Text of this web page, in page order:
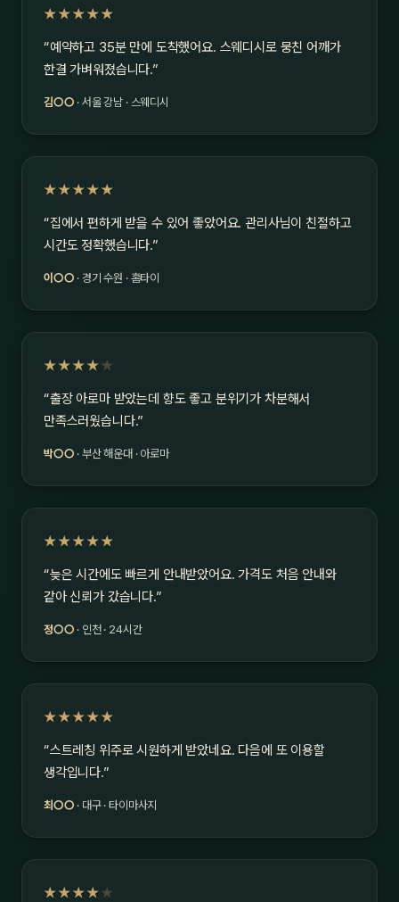
★★★★★
“예약하고 35분 만에 도착했어요. 스웨디시로 뭉친 어깨가
한결 가벼워졌습니다.”
김○○ · 서울 강남 · 스웨디시
★★★★★
“집에서 편하게 받을 수 있어 좋았어요. 관리사님이 친절하고
시간도 정확했습니다.”
이○○ · 경기 수원 · 홈타이
★★★★ ★
“출장 아로마 받았는데 향도 좋고 분위기가 차분해서
만족스러웠습니다.”
박○○ · 부산 해운대 · 아로마
★★★★★
“늦은 시간에도 빠르게 안내받았어요. 가격도 처음 안내와
같아 신뢰가 갔습니다.”
정○○ · 인천 · 24시간
★★★★★
“스트레칭 위주로 시원하게 받았네요. 다음에 또 이용할
생각입니다.”
최○○ · 대구 · 타이마사지
★★★★ ★